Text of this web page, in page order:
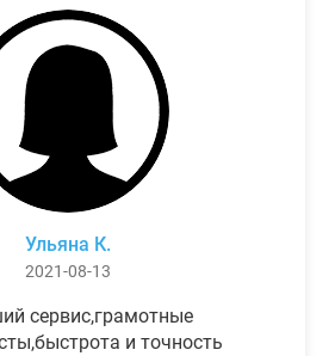
Ульяна К.
2021-08-13
сервис,грамотные
и точность